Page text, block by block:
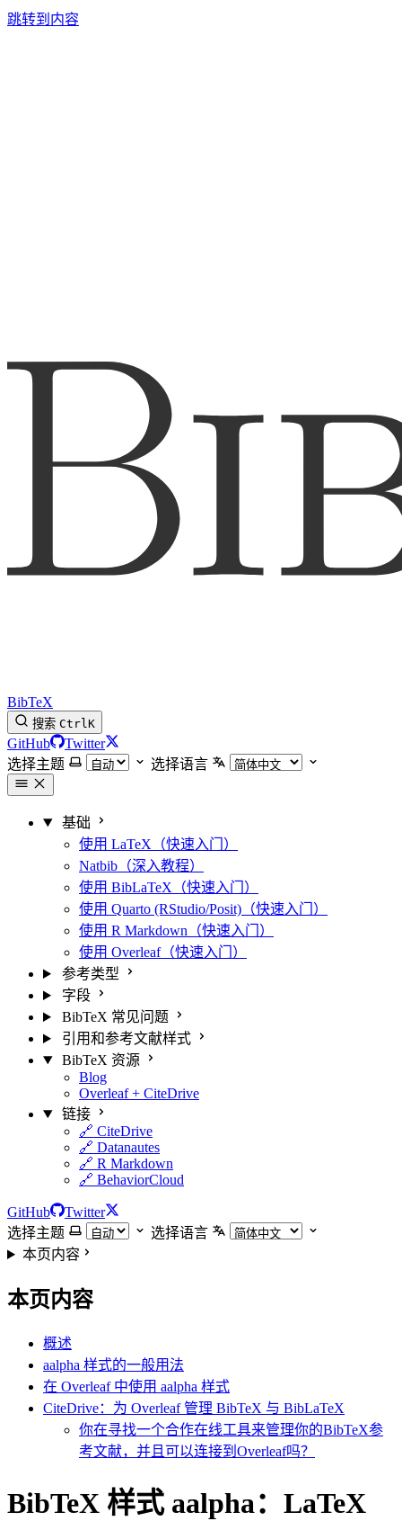
跳转到内容
BibTeX
搜索 CtrlK
GitHub
Twitter
选择主题
选择语言
基础
使用 LaTeX（快速入门）
Natbib（深入教程）
使用 BibLaTeX（快速入门）
使用 Quarto (RStudio/Posit)（快速入门）
使用 R Markdown（快速入门）
使用 Overleaf（快速入门）
参考类型
字段
BibTeX 常见问题
引用和参考文献样式
BibTeX 资源
Blog
Overleaf + CiteDrive
链接
🔗 CiteDrive
🔗 Datanautes
🔗 R Markdown
🔗 BehaviorCloud
GitHub
Twitter
选择主题
选择语言
本页内容
本页内容
概述
aalpha 样式的一般用法
在 Overleaf 中使用 aalpha 样式
CiteDrive：为 Overleaf 管理 BibTeX 与 BibLaTeX
你在寻找一个合作在线工具来管理你的BibTeX参
考文献，并且可以连接到Overleaf吗？
BibTeX 样式 aalpha：LaTeX